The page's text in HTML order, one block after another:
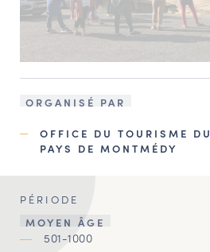
ORGANISÉ PAR
OFFICE DU TOURISME DU
PAYS DE MONTMÉDY
PÉRIODE
MOYEN ÂGE
501-1000